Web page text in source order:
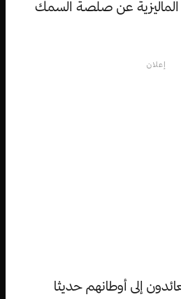
الماليزية عن صلصة السمك
إعلان
إلى أوطانهم حديثا